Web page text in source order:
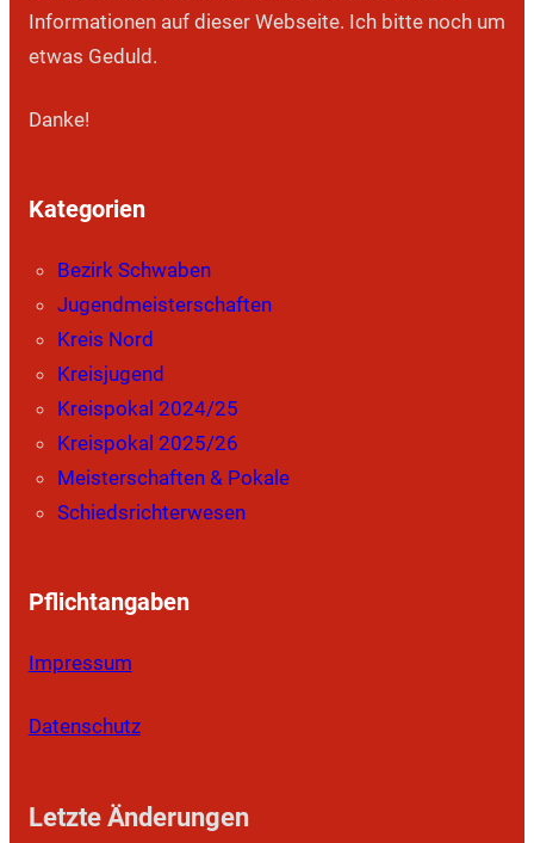
Informationen auf dieser Webseite. Ich bitte noch um
etwas Geduld.
Danke!
Kategorien
Bezirk Schwaben
Jugendmeisterschaften
Kreis Nord
Kreisjugend
Kreispokal 2024/25
Kreispokal 2025/26
Meisterschaften & Pokale
Schiedsrichterwesen
Pflichtangaben
Impressum
Datenschutz
Letzte Änderungen